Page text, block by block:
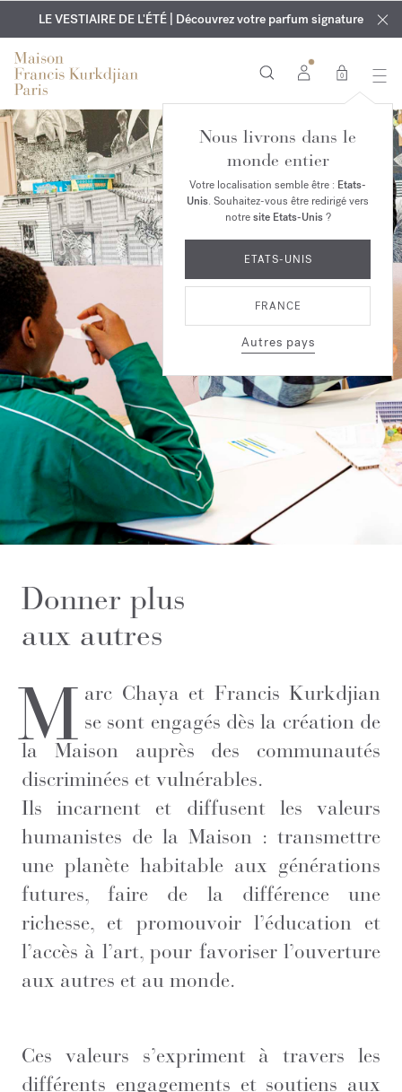
EXCLUSIF | Découvrez le nouveau parfum OUD
velvet mood
dans votre commande*
GRAVURE OFFERTE | Sur tous les parfums et huiles pour le
corps jusqu'au 9 août
LE VESTIAIRE DE L'ÉTÉ | Découvrez votre parfum signature
0
Nous livrons dans le
monde entier
Votre localisation semble être : Etats-
Unis. Souhaitez-vous être redirigé vers
notresite Etats-Unis?
ETATS-UNIS
FRANCE
Autres pays
Donner plus
aux autres
M arc Chaya et Francis Kurkdjian
se sont engagés dès la création de
la Maison auprès des communautés
discriminées et vulnérables.
Ils incarnent et diffusent les valeurs
humanistes de la Maison : transmettre
une planète habitable aux générations
futures, faire de la différence une
richesse, et promouvoir l’éducation et
l’accès à l’art, pour favoriser l’ouverture
aux autres et au monde.
Ces valeurs s’expriment à travers les
différents engagements et soutiens aux